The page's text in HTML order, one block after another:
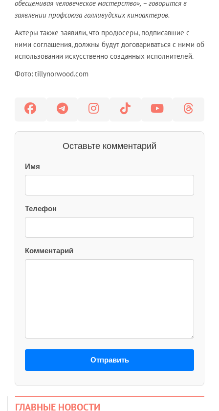
обесценивая человеческое мастерство», – говорится в
заявлении профсоюза голливудских киноактеров.
Актеры также заявили, что продюсеры, подписавшие с
ними соглашения, должны будут договариваться с ними об
использовании искусственно созданных исполнителей.
Фото: tillynorwood.com
Оставьте комментарий
Имя
Телефон
Комментарий
Отправить
ГЛАВНЫЕ НОВОСТИ